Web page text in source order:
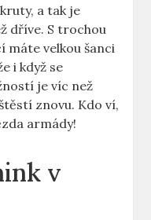
a tak je
dříve. S trochou
máte velkou šanci
i když se
je víc než
znovu. Kdo ví,
armády!
v